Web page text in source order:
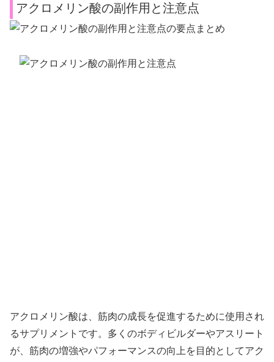
アクロメリン酸の副作用と注意点
アクロメリン酸は、筋肉の成長を促進するために使用され
るサプリメントです。多くのボディビルダーやアスリート
が、筋肉の増強やパフォーマンスの向上を目的としてアク